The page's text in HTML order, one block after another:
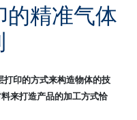
的精准气体
印的方式来构造物体的技
来打造产品的加工方式恰